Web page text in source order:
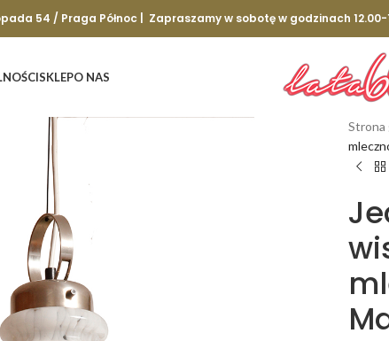
54 / Praga Północ | Zapraszamy w sobotę w godzinach 12.00-
SKLEPO NAS
Strona